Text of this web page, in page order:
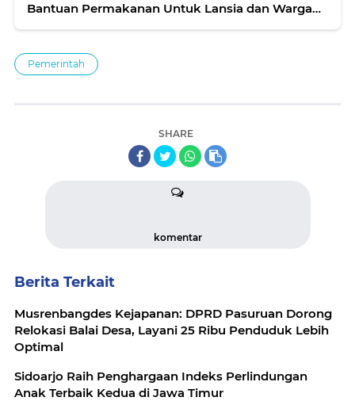
Bantuan Permakanan Untuk Lansia dan Warga
Pemerintah
SHARE
komentar
Berita Terkait
Musrenbangdes Kejapanan: DPRD Pasuruan Dorong
Relokasi Balai Desa, Layani 25 Ribu Penduduk Lebih
Optimal
Sidoarjo Raih Penghargaan Indeks Perlindungan
Anak Terbaik Kedua di Jawa Timur